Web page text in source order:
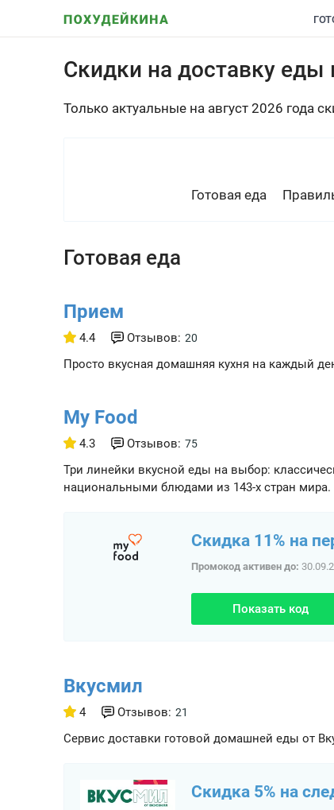
Скидки на доставку
Только актуальные на август 2026 года
Готовая еда
Готовая еда
Прием
4.4 Отзывов: 20
Просто вкусная домашняя кухня на каждый
My Food
4.3 Отзывов: 75
Три линейки вкусной еды на выбор:
национальными блюдами из 143-х стран мира.
Скидка 11% на
Промокод активен до:
Показать код
Вкусмил
4 Отзывов: 21
Сервис доставки готовой домашней еды от
Скидка 5% на